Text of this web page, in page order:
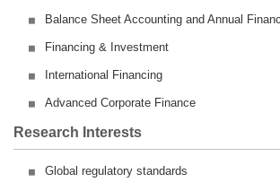
Balance Sheet Accounting and Annual
Financing & Investment
International Financing
Advanced Corporate Finance
Research Interests
Global regulatory standards